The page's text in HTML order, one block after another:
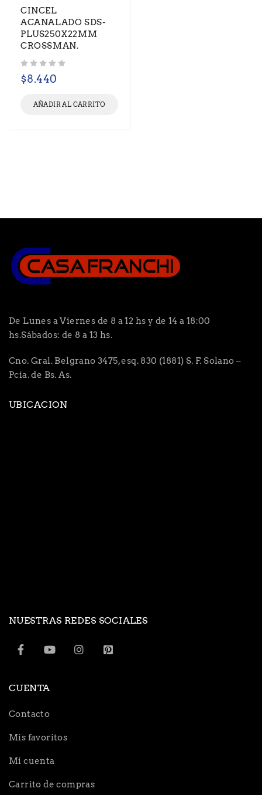
CINCEL
ACANALADO SDS-
PLUS250X22MM
CROSSMAN.
$8.440
AÑADIR AL CARRITO
De Lunes a Viernes de 8 a 12 hs y de 14 a 18:00
hs.Sábados: de 8 a 13 hs.
Cno. Gral. Belgrano 3475, esq. 830 (1881) S. F. Solano –
Pcia. de Bs. As.
UBICACION
NUESTRAS REDES SOCIALES
CUENTA
Contacto
Mis favoritos
Mi cuenta
Carrito de compras